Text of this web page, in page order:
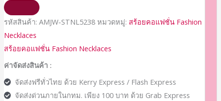
รหัสสินค้า: AMJW-STNL5238 หมวดหมู่: สร้อยคอแฟชั่น Fashion
Necklaces
สร้อยคอแฟชั่น Fashion Necklaces
ค่าจัดส่งสินค้า :
จัดส่งฟรีทั่วไทย ด้วย Kerry Express / Flash Express
จัดส่งด่วนภายในกทม. เพียง 100 บาท ด้วย Grab Express